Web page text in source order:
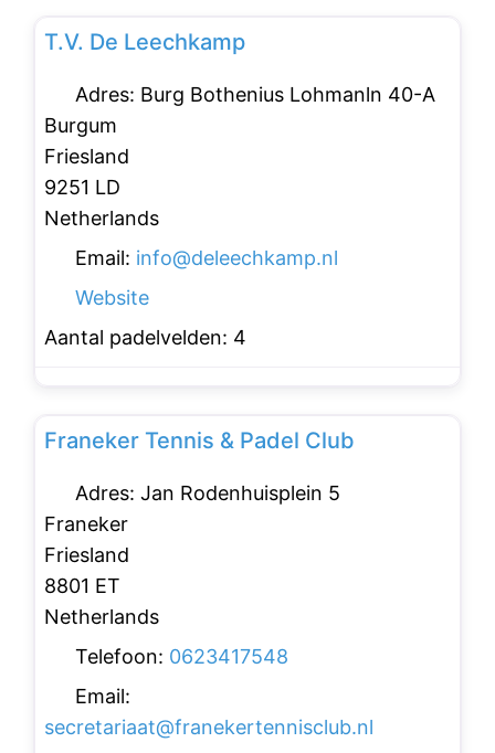
T.V. De Leechkamp
Adres: Burg Bothenius Lohmanln 40-A
Burgum
Friesland
9251 LD
Netherlands
Email: info@deleechkamp.nl
Website
Aantal padelvelden: 4
Franeker Tennis & Padel Club
Adres: Jan Rodenhuisplein 5
Franeker
Friesland
8801 ET
Netherlands
Telefoon: 0623417548
Email:
secretariaat@franekertennisclub.nl